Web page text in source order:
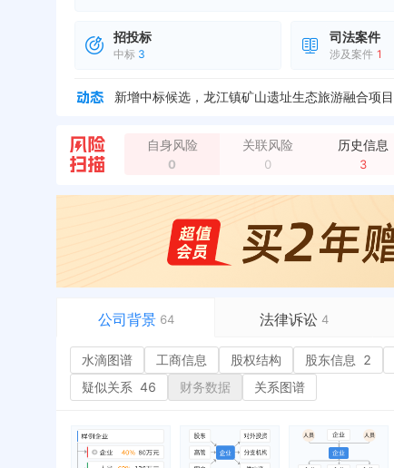
招投标
中标 3
司法案件
涉及案件 1
自身风险
0
关联风险
0
历史信息
3
公司背景 64 法律诉讼 4
水滴图谱
工商信息
股东信息
主要人员 2
司法案件
立案信息
法院公告
裁判文书
水滴图谱 工商信息 股权结构 股东信息 2
疑似关系 46 财务数据 关系图谱